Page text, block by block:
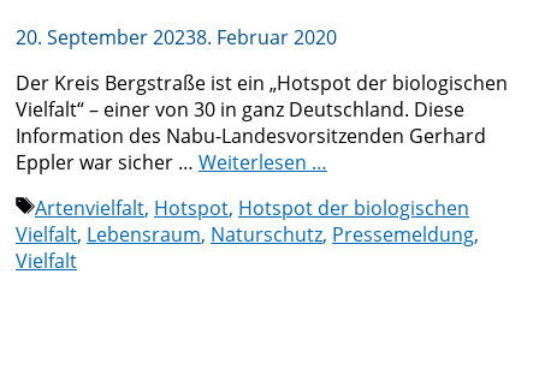
20. September 20238. Februar 2020
Der Kreis Bergstraße ist ein „Hotspot der biologischen
Vielfalt“ – einer von 30 in ganz Deutschland. Diese
Information des Nabu-Landesvorsitzenden Gerhard
Eppler war sicher … Weiterlesen …
Schlagwörter
Artenvielfalt, Hotspot, Hotspot der biologischen
Vielfalt, Lebensraum, Naturschutz, Pressemeldung,
Vielfalt